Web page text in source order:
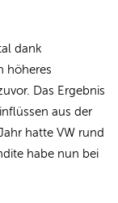
dank
höheres
Das Ergebnis
aus der
hatte VW rund
habe nun bei